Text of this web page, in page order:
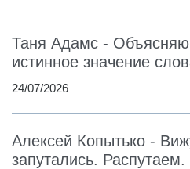
Таня Адамс -
истинное значение
24/07/2026
Алексей Копытько -
запутались. Распутаем.